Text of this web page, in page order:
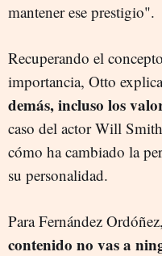
mantener ese prestigio".
Recuperando el
importancia, Otto
demás, incluso los
caso del actor Will
cómo ha cambiado la
su personalidad.
Para Fernández
contenido no vas a